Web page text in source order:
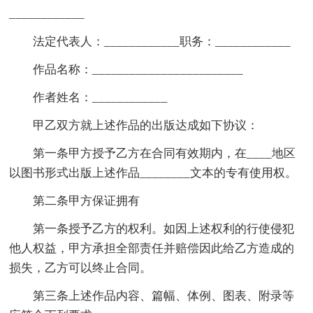
法定代表人：____________职务：____________
作品名称：________________________
作者姓名：____________
甲乙双方就上述作品的出版达成如下协议：
第一条甲方授予乙方在合同有效期内，在____地区
以图书形式出版上述作品________文本的专有使用权。
第二条甲方保证拥有
第一条授予乙方的权利。如因上述权利的行使侵犯
他人权益，甲方承担全部责任并赔偿因此给乙方造成的
损失，乙方可以终止合同。
第三条上述作品内容、篇幅、体例、图表、附录等